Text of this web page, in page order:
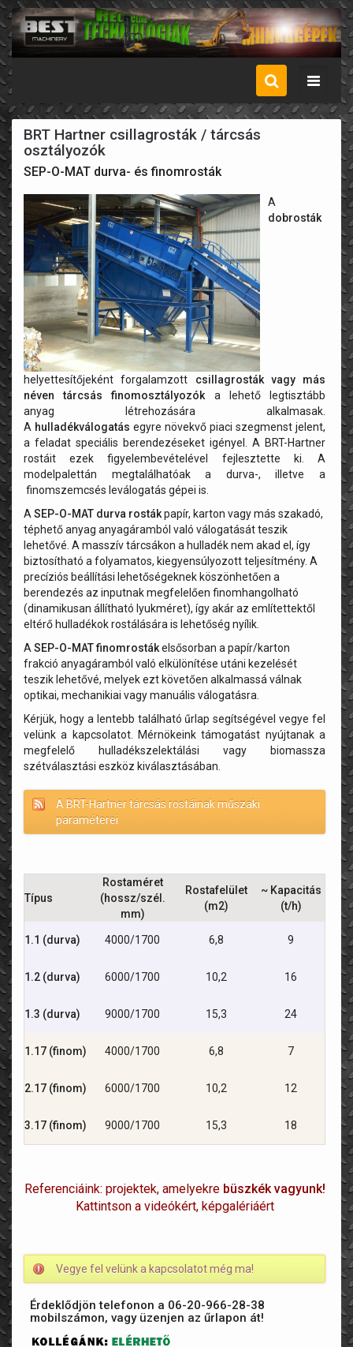
Menü
BRT Hartner csillagrosták / tárcsás
osztályozók
SEP-O-MAT durva- és finomrosták
A
dobrosták
helyettesítőjeként forgalamzott csillagrosták vagy más
néven tárcsás finomosztályozók a lehető legtisztább
anyag létrehozására alkalmasak.
A hulladékválogatás egyre növekvő piaci szegmenst jelent,
a feladat speciális berendezéseket igényel. A BRT-Hartner
rostáit ezek figyelembevételével fejlesztette ki. A
modelpalettán megtalálhatóak a durva-, illetve a
finomszemcsés leválogatás gépei is.
A SEP-O-MAT durva rostákpapír, karton vagy más szakadó,
téphető anyag anyagáramból való válogatását teszik
lehetővé. A masszív tárcsákon a hulladék nem akad el, így
biztosítható a folyamatos, kiegyensúlyozott teljesítmény. A
precíziós beállítási lehetőségeknek köszönhetően a
berendezés az inputnak megfelelően finomhangolható
(dinamikusan állítható lyukméret), így akár az említettektől
eltérő hulladékok rostálására is lehetőség nyílik.
A SEP-O-MAT finomrostákelsősorban a papír/karton
frakció anyagáramból való elkülönítése utáni kezelését
teszik lehetővé, melyek ezt követően alkalmassá válnak
optikai, mechanikiai vagy manuális válogatásra.
Kérjük, hogy a lentebb található űrlap segítségével vegye fel
velünk a kapcsolatot. Mérnökeink támogatást nyújtanak a
megfelelő hulladékszelektálási vagy biomassza
szétválasztási eszköz kiválasztásában.
A BRT-Hartner tárcsás rostáinak műszaki
paraméterei
Típus
Rostaméret
(hossz/szél.
mm)
Rostafelület
(m2)
~ Kapacitás
(t/h)
1.1 (durva) 4000/1700 6,8 9
1.2 (durva) 6000/1700 10,2 16
1.3 (durva) 9000/1700 15,3 24
1.17 (finom) 4000/1700 6,8 7
2.17 (finom) 6000/1700 10,2 12
3.17 (finom) 9000/1700 15,3 18
Referenciáink: projektek, amelyekre büszkék vagyunk!
Kattintson a videókért, képgalériáért
Vegye fel velünk a kapcsolatot még ma!
Érdeklődjön telefonon a 06-20-966-28-38
mobilszámon, vagy üzenjen az űrlapon át!